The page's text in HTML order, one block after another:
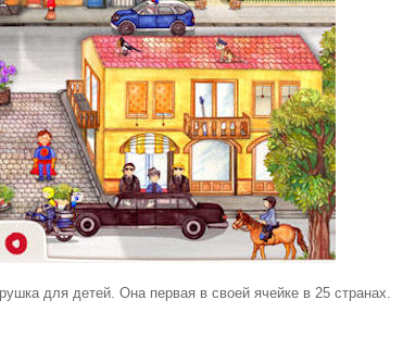
для детей. Она первая в своей ячейке в 25 странах.